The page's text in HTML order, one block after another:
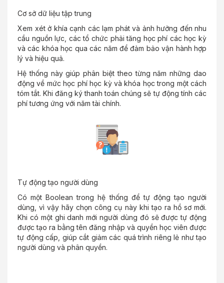
Cơ sở dữ liệu tập trung
Xem xét ở khía cạnh các lạm phát và ảnh hưởng đến nhu
cầu nguồn lực, các tổ chức phải tăng học phí các học kỳ
và các khóa học qua các năm để đảm bảo vận hành hợp
lý và hiệu quả.
Hệ thống này giúp phân biệt theo từng năm những dao
động về mức học phí học kỳ và khóa học trong một cách
tóm tắt. Khi đăng ký thanh toán chúng sẽ tự động tính các
phí tương ứng với năm tài chính.
Tự động tạo người dùng
Có một Boolean trong hệ thống để tự động tạo người
dùng, vì vậy hãy chọn công cụ này khi tạo ra hồ sơ mới.
Khi có một ghi danh mới người dùng đó sẽ được tự động
được tạo ra bằng tên đăng nhập và quyền học viên được
tự động cấp, giúp cắt giảm các quá trình riêng lẻ như tạo
người dùng và phân quyền.